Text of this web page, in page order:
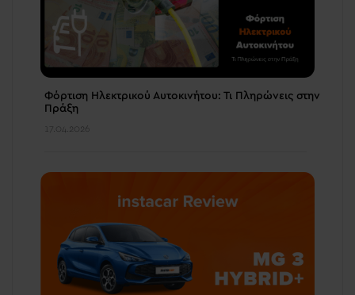
Φόρτιση Ηλεκτρικού Αυτοκινήτου: Τι Πληρώνεις στην
Πράξη
17.04.2026